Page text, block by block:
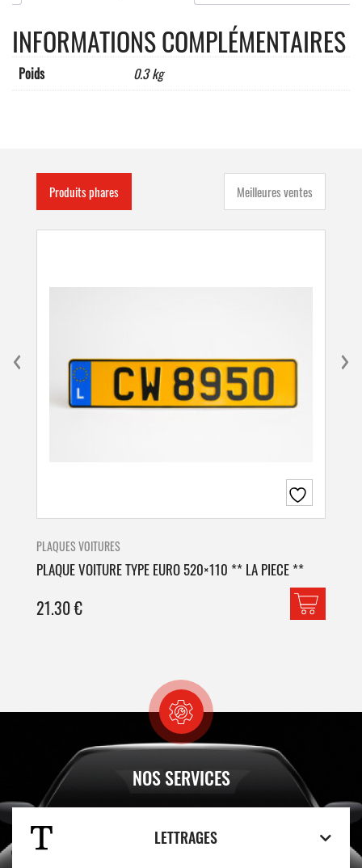
INFORMATIONS COMPLÉMENTAIRES
Poids 0.3 kg
Produits phares Meilleures ventes
PLAQUES VOITURES
PLAQUE VOITURE TYPE EURO 520×110 ** LA PIECE **
21.30€
NOS SERVICES
LETTRAGES